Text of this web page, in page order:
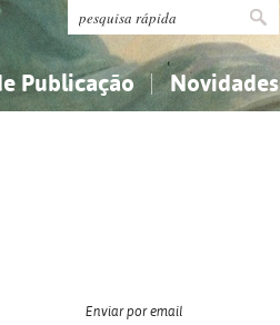
Publicação Novidades
Enviar por email